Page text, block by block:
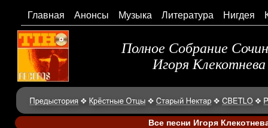
Главная Анонсы Музыка Литература Нигдея
Полное Собрание
Игоря Клекотнева
Все песни Игоря